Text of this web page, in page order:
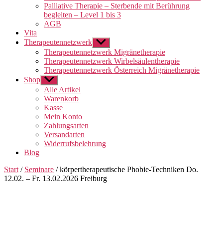
Palliative Therapie – Sterbende mit Berührung
begleiten – Level 1 bis 3
AGB
Vita
Therapeutennetzwerk Untermenü
anzeigen
Therapeutennetzwerk Migränetherapie
Therapeutennetzwerk Wirbelsäulentherapie
Therapeutennetzwerk Österreich Migränetherapie
Shop Untermenü
anzeigen
Alle Artikel
Warenkorb
Kasse
Mein Konto
Zahlungsarten
Versandarten
Widerrufsbelehrung
Blog
Start / Seminare / körpertherapeutische Phobie-Techniken Do.
12.02. – Fr. 13.02.2026 Freiburg